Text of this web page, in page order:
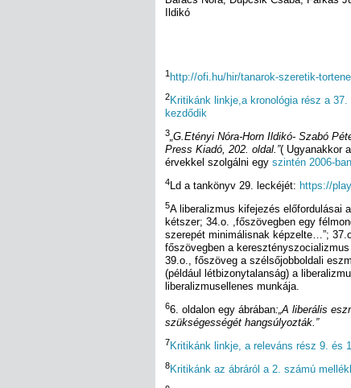
Ildikó
1 http://ofi.hu/hir/tanarok-szeretik-
2Kritikánk linkje,a kronológia rész a
kezdődik
3„G.Etényi Nóra-Horn Ildikó- Szabó
Press Kiadó, 202. oldal.”( Ugyanakkor
érvekkel szolgálni egy szintén 2006-
4Ld a tankönyv 29. leckéjét: https://
5A liberalizmus kifejezés előfordulásai
kétszer; 34.o. ,főszövegben egy
szerepét minimálisnak képzelte…”;
főszövegben a
39.o., főszöveg a szélsőjobboldali
(például létbizonytalanság) a
liberalizmusellenes munkája.
66. oldalon egy ábrában:„A liberális
szükségességét hangsúlyozták.”
7Kritikánk linkje, a releváns rész 9. és
8Kritikánk az ábráról a 2. számú